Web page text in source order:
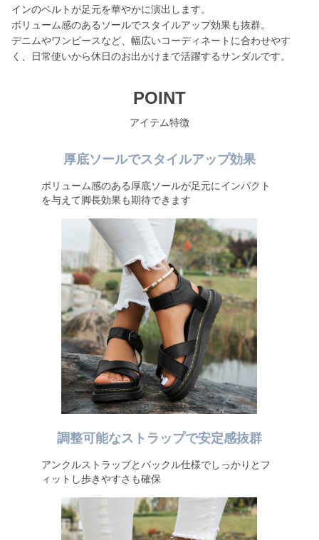
インのベルトが足元を華やかに演出します。
ボリューム感のあるソールでスタイルアップ効果も抜群。
デニムやワンピースなど、幅広いコーディネートに合わせやす
く、日常使いから休日のお出かけまで活躍するサンダルです。
POINT
アイテム特徴
厚底ソールでスタイルアップ効果
ボリューム感のある厚底ソールが足元にインパクト
を与えて脚長効果も期待できます
調整可能なストラップで安定感抜群
アンクルストラップとバックル仕様でしっかりとフ
ィットし歩きやすさも確保